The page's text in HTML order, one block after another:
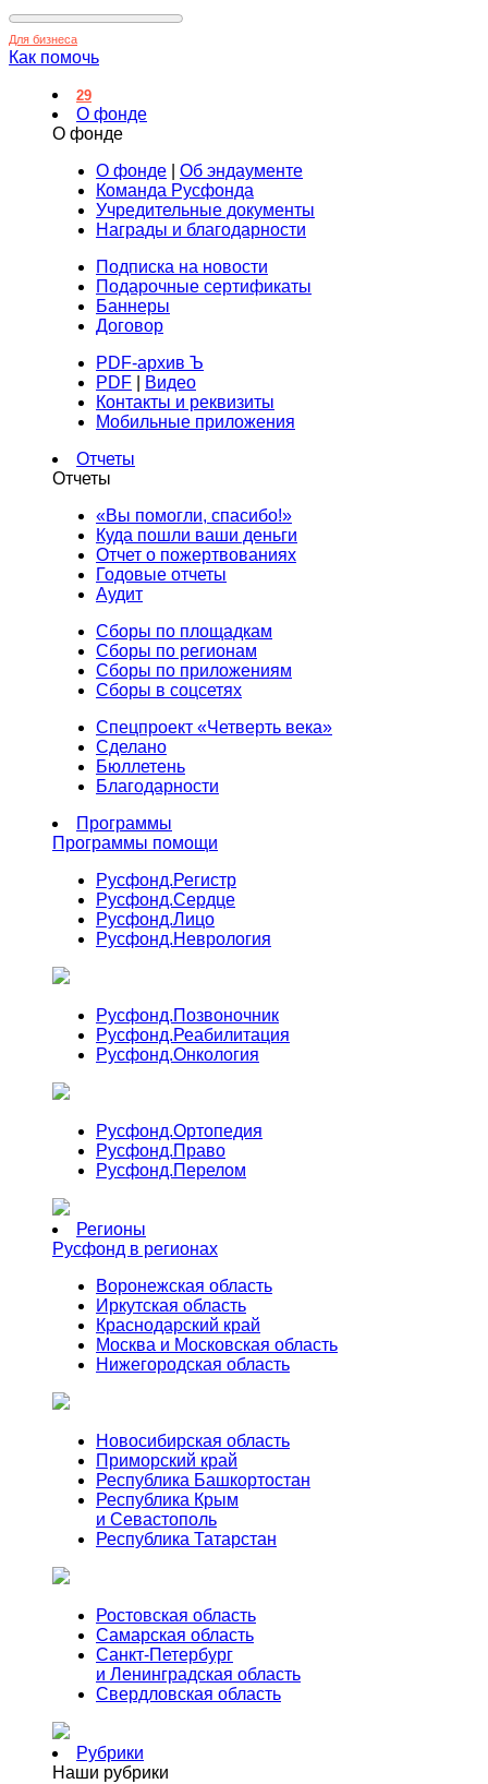
Для бизнеса
Как помочь
29
О фонде
О фонде
О фонде
Об эндаументе
Команда Русфонда
Учредительные документы
Награды и благодарности
Подписка на новости
Подарочные сертификаты
Баннеры
Договор
PDF-архив Ъ
PDF
Видео
Контакты и реквизиты
Мобильные приложения
Отчеты
Отчеты
«Вы помогли, спасибо!»
Куда пошли ваши деньги
Отчет о пожертвованиях
Годовые отчеты
Аудит
Сборы по площадкам
Сборы по регионам
Сборы по приложениям
Сборы в соцсетях
Спецпроект «Четверть века»
Сделано
Бюллетень
Благодарности
Программы
Программы помощи
Русфонд.Регистр
Русфонд.Сердце
Русфонд.Лицо
Русфонд.Неврология
Русфонд.Позвоночник
Русфонд.Реабилитация
Русфонд.Онкология
Русфонд.Ортопедия
Русфонд.Право
Русфонд.Перелом
Регионы
Русфонд в регионах
Воронежская область
Иркутская область
Краснодарский край
Москва и Московская область
Нижегородская область
Новосибирская область
Приморский край
Республика Башкортостан
Республика Крым
и Севастополь
Республика Татарстан
Ростовская область
Самарская область
Санкт-Петербург
и Ленинградская область
Свердловская область
Рубрики
Наши рубрики